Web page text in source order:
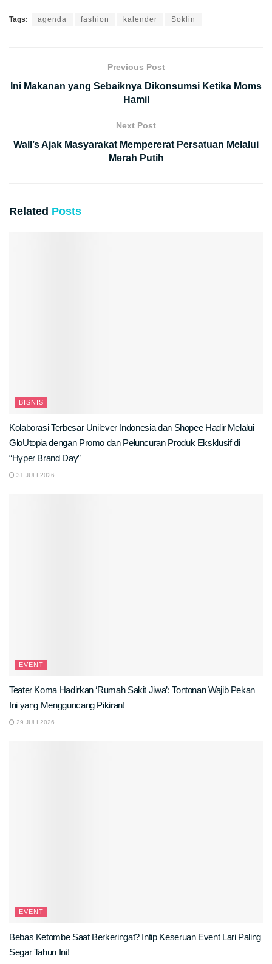
Tags: agenda fashion kalender Soklin
Previous Post
Ini Makanan yang Sebaiknya Dikonsumsi Ketika Moms
Hamil
Next Post
Wall’s Ajak Masyarakat Mempererat Persatuan Melalui
Merah Putih
Related Posts
BISNIS
Kolaborasi Terbesar Unilever Indonesia dan Shopee Hadir Melalui
GloUtopia dengan Promo dan Peluncuran Produk Eksklusif di
“Hyper Brand Day”
31 JULI 2026
EVENT
Teater Koma Hadirkan ‘Rumah Sakit Jiwa’: Tontonan Wajib Pekan
Ini yang Mengguncang Pikiran!
29 JULI 2026
EVENT
Bebas Ketombe Saat Berkeringat? Intip Keseruan Event Lari Paling
Segar Tahun Ini!